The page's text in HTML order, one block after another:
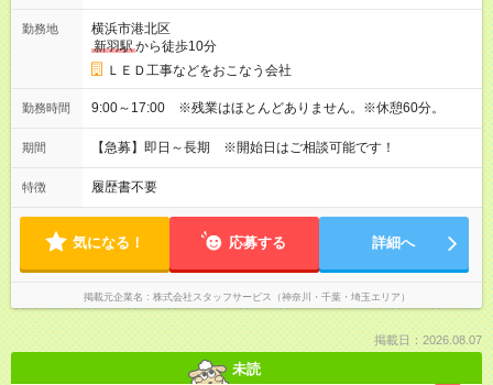
勤務地
横浜市港北区
新羽駅から徒歩10分
ＬＥＤ工事などをおこなう会社
勤務時間 9:00～17:00 ※残業はほとんどありません。※休憩60分。
期間 【急募】即日～長期 ※開始日はご相談可能です！
特徴 履歴書不要
気になる！ 応募する 詳細へ
掲載元企業名 株式会社スタッフサービス（神奈川・千葉・埼玉エリア）
掲載日：2026.08.07
未読